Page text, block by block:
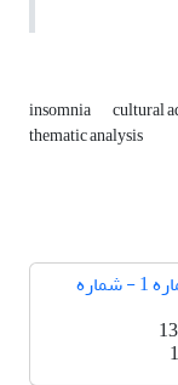
insomnia cultural
thematic analysis
دوره 4، شماره 1 - شماره